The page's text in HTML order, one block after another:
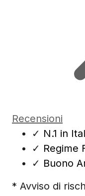
Recensioni
✓ N.1 in
✓ Regime
✓ Buono
* Avviso di